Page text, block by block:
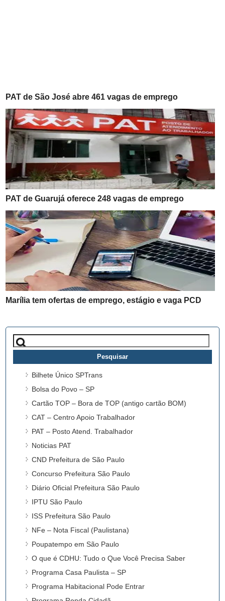
PAT de São José abre 461 vagas de emprego
PAT de Guarujá oferece 248 vagas de emprego
Marília tem ofertas de emprego, estágio e vaga PCD
Pesquisar
por:
Bilhete Único SPTrans
Bolsa do Povo – SP
Cartão TOP – Bora de TOP (antigo cartão BOM)
CAT – Centro Apoio Trabalhador
PAT – Posto Atend. Trabalhador
Noticias PAT
CND Prefeitura de São Paulo
Concurso Prefeitura São Paulo
Diário Oficial Prefeitura São Paulo
IPTU São Paulo
ISS Prefeitura São Paulo
NFe – Nota Fiscal (Paulistana)
Poupatempo em São Paulo
O que é CDHU: Tudo o Que Você Precisa Saber
Programa Casa Paulista – SP
Programa Habitacional Pode Entrar